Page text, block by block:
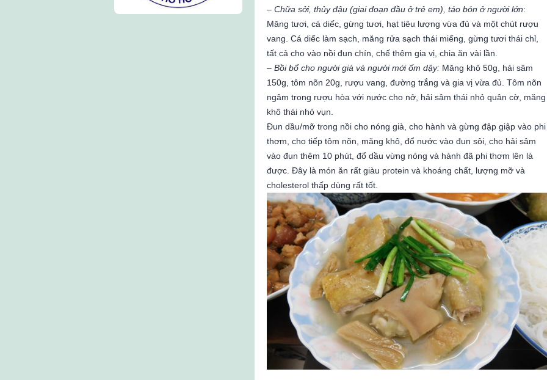
– Chữa sởi, thủy đậu (giai đoạn đầu ở trẻ em), táo bón ở người lớn:
Măng tươi, cá diếc, gừng tươi, hạt tiêu lượng vừa đủ và một chút rượu
vang. Cá diếc làm sạch, măng rửa sạch thái miếng, gừng tươi thái chỉ,
tất cả cho vào nồi đun chín, chế thêm gia vị, chia ăn vài lần.
– Bồi bổ cho người già và người mới ốm dậy: Măng khô 50g, hải sâm
150g, tôm nõn 20g, rượu vang, đường trắng và gia vị vừa đủ. Tôm nõn
ngâm trong rượu hòa với nước cho nở, hải sâm thái nhỏ quân cờ, măng
khô thái nhỏ vụn.
Đun dầu/mỡ trong nồi cho nóng già, cho hành và gừng đập giập vào phi
thơm, cho tiếp tôm nõn, măng khô, đổ nước vào đun sôi, cho hải sâm
vào đun thêm 10 phút, đổ dầu vừng nóng và hành đã phi thơm lên là
được. Đây là món ăn rất giàu protein và khoáng chất, lượng mỡ và
cholesterol thấp dùng rất tốt.